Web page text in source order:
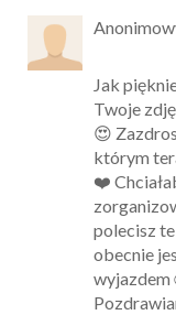
Jak
Twoje
😍
którym
❤️
polecisz
obecnie